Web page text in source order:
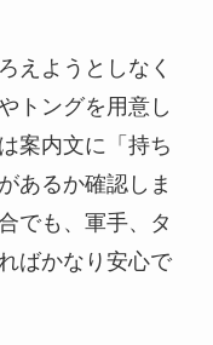
えようとしなく
トングを用意し
案内文に「持ち
あるか確認しま
でも、軍手、タ
ばかなり安心で